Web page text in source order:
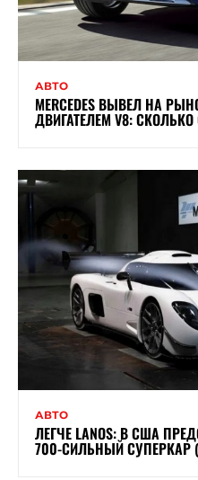
АВТО
MERCEDES ВЫВЕЛ НА
ДВИГАТЕЛЕМ V8:
АВТО
ЛЕГЧЕ LANOS: В США
700-СИЛЬНЫЙ СУПЕРКАР